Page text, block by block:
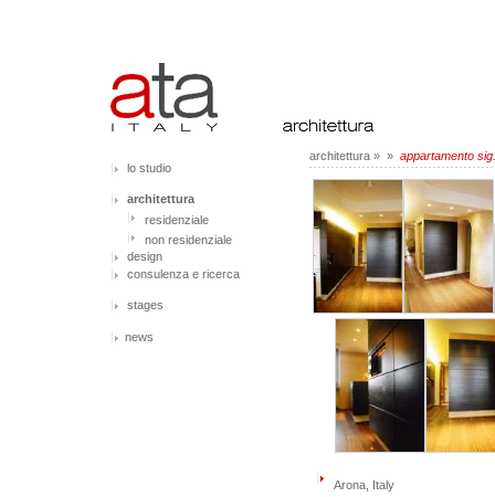
lo studio
architettura
residenziale
non residenziale
design
consulenza e ricerca
stages
news
architettura » » appartamento
Arona, Italy